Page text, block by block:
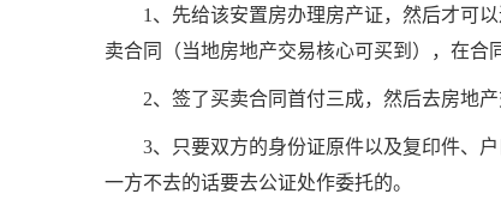
1、先给该安置房办理房产证，然后才可
卖合同（当地房地产交易核心可买到），在合
2、签了买卖合同首付三成，然后去房地
3、只要双方的身份证原件以及复印件、
一方不去的话要去公证处作委托的。